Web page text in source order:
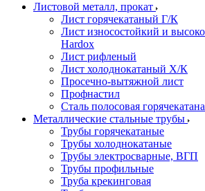
Листовой металл, прокат
Лист горячекатаный Г/К
Лист износостойкий и
Hardox
Лист рифленый
Лист холоднокатаный Х/К
Просечно-вытяжной лист
Профнастил
Сталь полосовая
Металлические стальные трубы
Трубы горячекатаные
Трубы холоднокатаные
Трубы электросварные, ВГП
Трубы профильные
Труба крекинговая